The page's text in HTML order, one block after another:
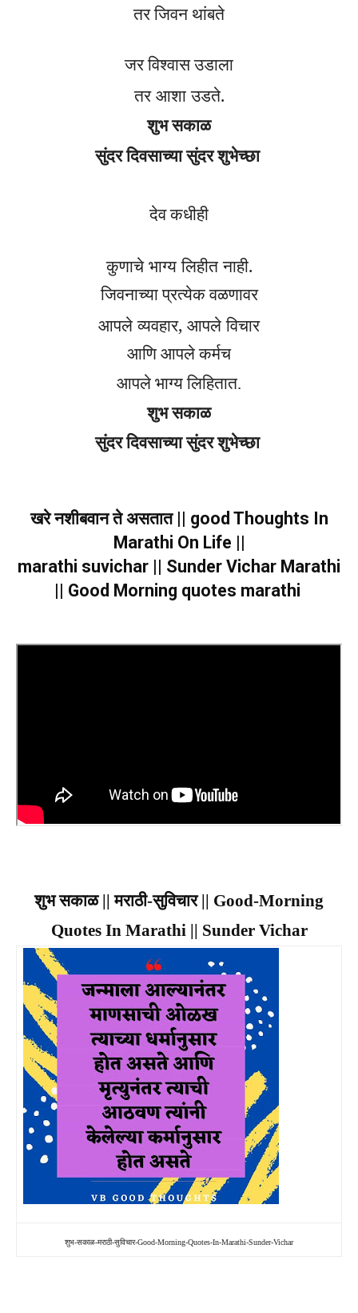
तर जिवन थांबते
जर विश्वास उडाला
तर आशाउडते.
शुभ सकाळ
सुंदर दिवसाच्या सुंदर शुभेच्छा
देव कधीही
कुणाचे भाग्य लिहीत नाही.
जिवनाच्या प्रत्येक वळणावर
आपले व्यवहार, आपले विचार
आणि आपले कर्मच
आपले भाग्य लिहितात.
शुभ सकाळ
सुंदर दिवसाच्या सुंदर शुभेच्छा
खरे नशीबवान ते असतात || good Thoughts In
Marathi On Life ||
marathi suvichar || Sunder Vichar Marathi
|| Good Morning quotes marathi
शुभ सकाळ || मराठी-सुविचार || Good-Morning
Quotes In Marathi || Sunder Vichar
शुभ-सकाळ-मराठी-सुविचार-Good-Morning-Quotes-In-Marathi-Sunder-Vichar